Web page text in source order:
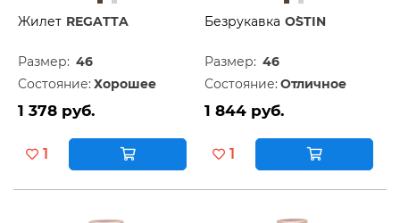
Жилет REGATTA
Размер: 46
Состояние: Хорошее
1 378 руб.
1
Безрукавка O`STIN
Размер: 46
Состояние: Отличное
1 844 руб.
1